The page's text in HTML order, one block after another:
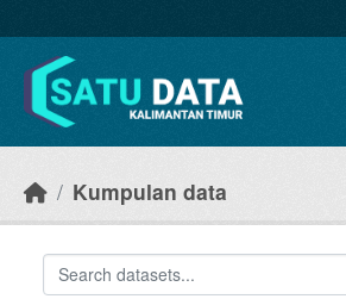
Kumpulan data